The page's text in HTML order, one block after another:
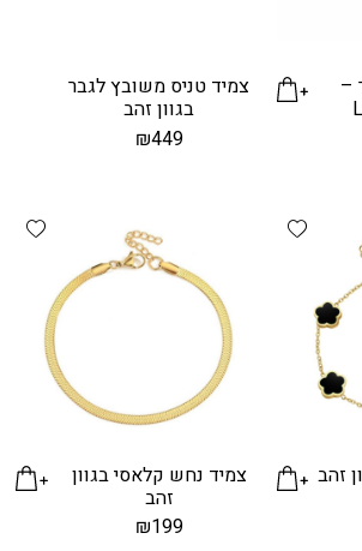
– צמיד טניס משובץ לגבר
בגוון זהב
₪449
Add wishlist
זהב
צמיד נחש קלאסי בגוון
זהב
₪199